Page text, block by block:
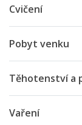
Cvičení
Pobyt venku
Těhotenství a
Vaření